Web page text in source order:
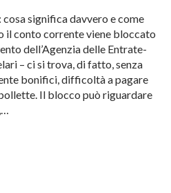
significa davvero e come
il conto corrente viene bloccato
dell’Agenzia delle Entrate-
– ci si trova, di fatto, senza
bonifici, difficoltà a pagare
Il blocco può riguardare